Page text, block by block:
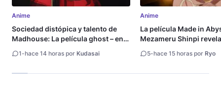
Anime
Sociedad distópica y talento de
Madhouse: La película ghost – end
1-hace 14 horas por Kudasai
Anime
La película Made in
Mezameru Shinpi
5-hace 15 horas por Ryo